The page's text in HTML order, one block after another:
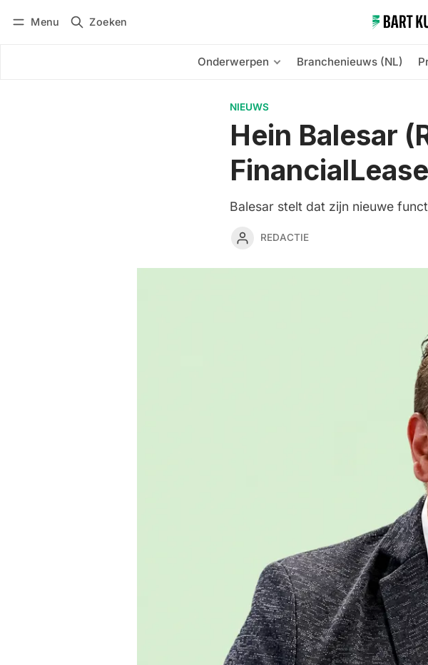
Menu Zoeken
Onderwerpen Branchenieuws (NL)
NIEUWS
Hein Balesar
Balesar stelt dat zijn nieuwe
REDACTIE